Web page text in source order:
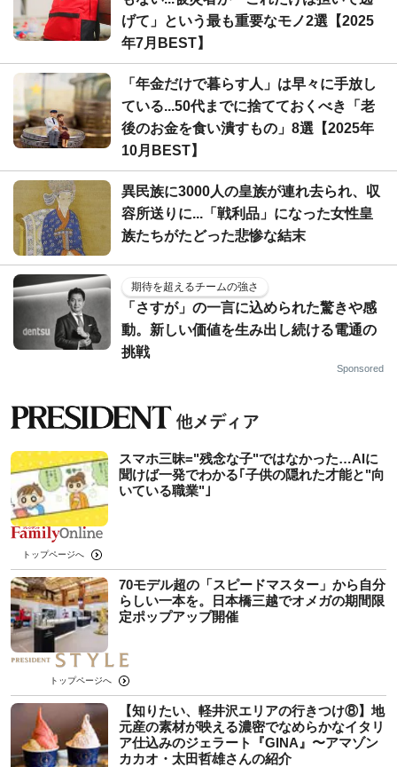
げて」という最も重要なモノ2選【2025
年7月BEST】
「年金だけで暮らす人」は早々に手放し
ている...50代までに捨てておくべき「老
後のお金を食い潰すもの」8選【2025年
10月BEST】
異民族に3000人の皇族が連れ去られ、収
容所送りに...「戦利品」になった女性皇
族たちがたどった悲惨な結末
期待を超えるチームの強さ
「さすが」の一言に込められた驚きや感
動。新しい価値を生み出し続ける電通の
挑戦
Sponsored
スマホ三昧="残念な子"ではなかった…AIに
聞けば一発でわかる｢子供の隠れた才能と"向
いている職業"｣
トップページへ
70モデル超の「スピードマスター」から自分
らしい一本を。日本橋三越でオメガの期間限
定ポップアップ開催
トップページへ
【知りたい、軽井沢エリアの行きつけ⑧】地
元産の素材が映える濃密でなめらかなイタリ
ア仕込みのジェラート『GINA』〜アマゾン
カカオ・太田哲雄さんの紹介